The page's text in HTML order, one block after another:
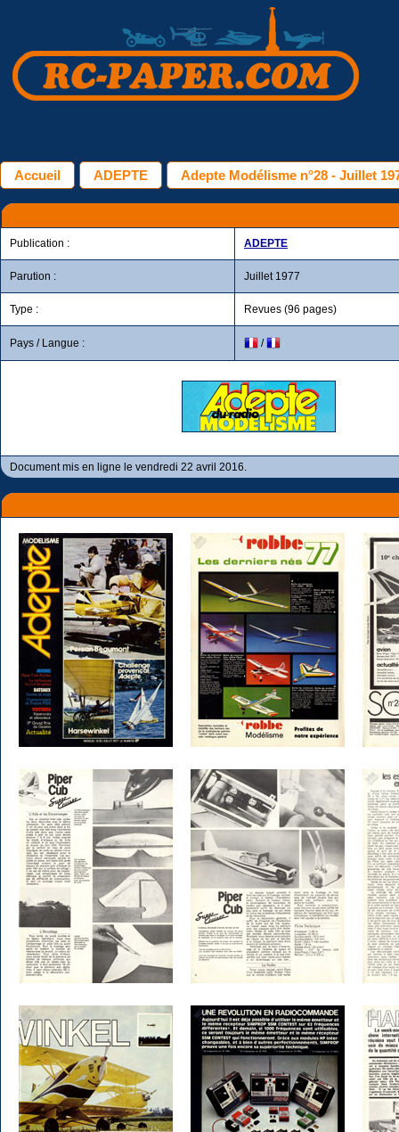
Accueil ADEPTE Adepte Modélisme n°28 - Juillet
Publication : ADEPTE
Parution : Juillet 1977
Type : Revues (96 pages)
Pays / Langue : /
Document mis en ligne le vendredi 22 avril 2016.